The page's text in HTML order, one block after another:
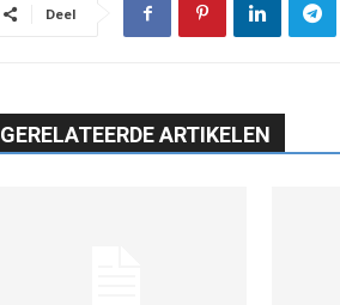
Deel
GERELATEERDE ARTIKELEN